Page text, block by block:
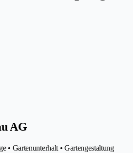
AG
• Gartenunterhalt • Gartengestaltung